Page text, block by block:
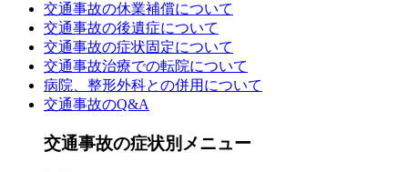
交通事故の休業補償について
交通事故の後遺症について
交通事故の症状固定について
交通事故治療での転院について
病院、整形外科との併用について
交通事故のQ&A
交通事故の症状別メニュー